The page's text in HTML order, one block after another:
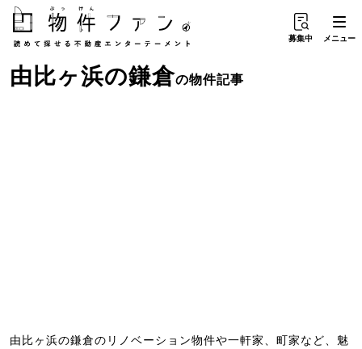
募集中 メニュー
由比ヶ浜の鎌倉の物件記事
由比ヶ浜の鎌倉のリノベーション物件や一軒家、町家など、魅